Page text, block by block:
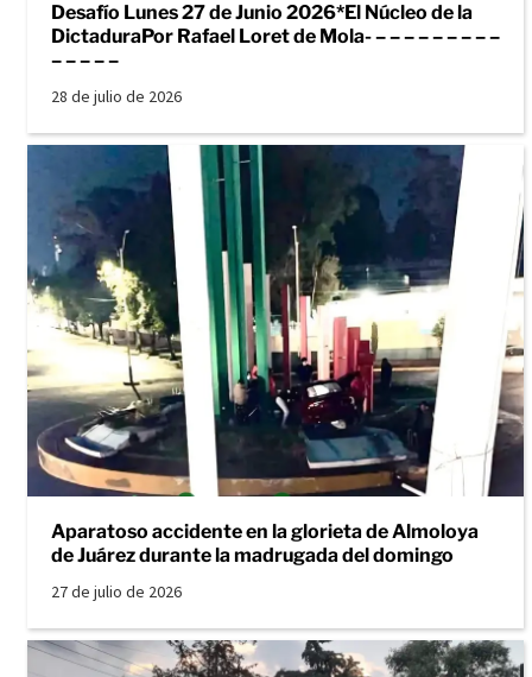
Desafío Lunes 27 de Junio 2026*El Núcleo de la
DictaduraPor Rafael Loret de Mola- – – – – – – – – –
– – – – –
28 de julio de 2026
Aparatoso accidente en la glorieta de Almoloya
de Juárez durante la madrugada del domingo
27 de julio de 2026